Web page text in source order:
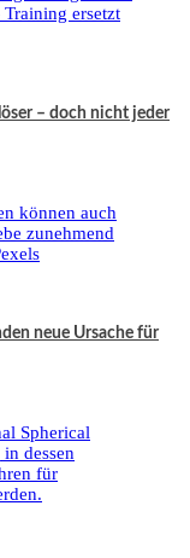
– doch nicht jeder
neue Ursache für